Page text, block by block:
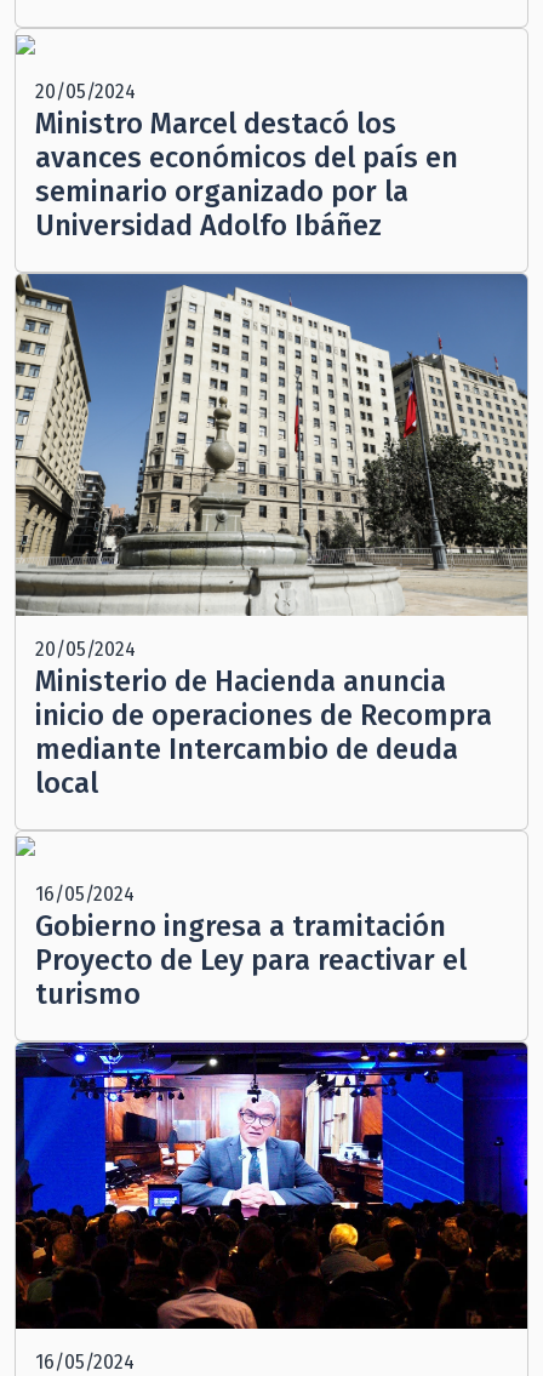
20/05/2024
Ministro Marcel destacó los
avances económicos del país en
seminario organizado por la
Universidad Adolfo Ibáñez
20/05/2024
Ministerio de Hacienda anuncia
inicio de operaciones de Recompra
mediante Intercambio de deuda
local
16/05/2024
Gobierno ingresa a tramitación
Proyecto de Ley para reactivar el
turismo
16/05/2024